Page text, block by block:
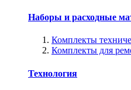
Наборы и расходные
Комплекты
Комплекты для
Технология